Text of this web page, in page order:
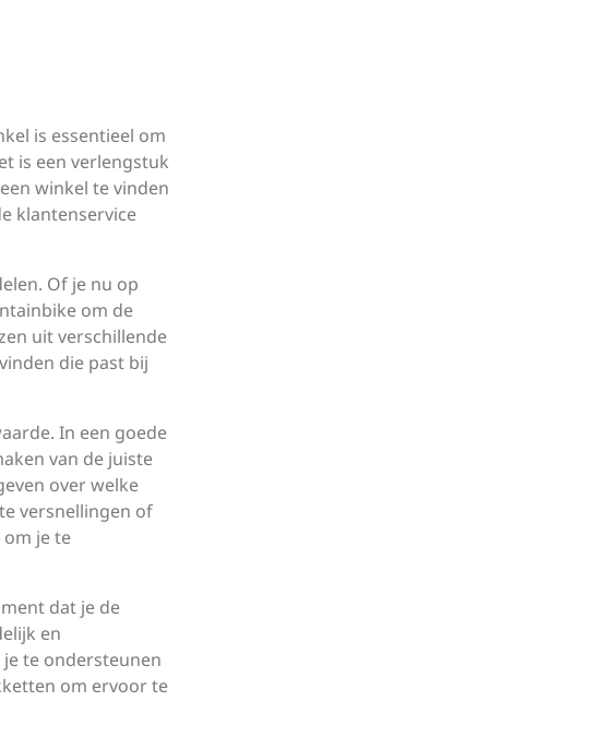
is essentieel om
is een verlengstuk
winkel te vinden
klantenservice
Of je nu op
om de
uit verschillende
die past bij
In een goede
van de juiste
over welke
versnellingen of
je te
dat je de
en
te ondersteunen
om ervoor te